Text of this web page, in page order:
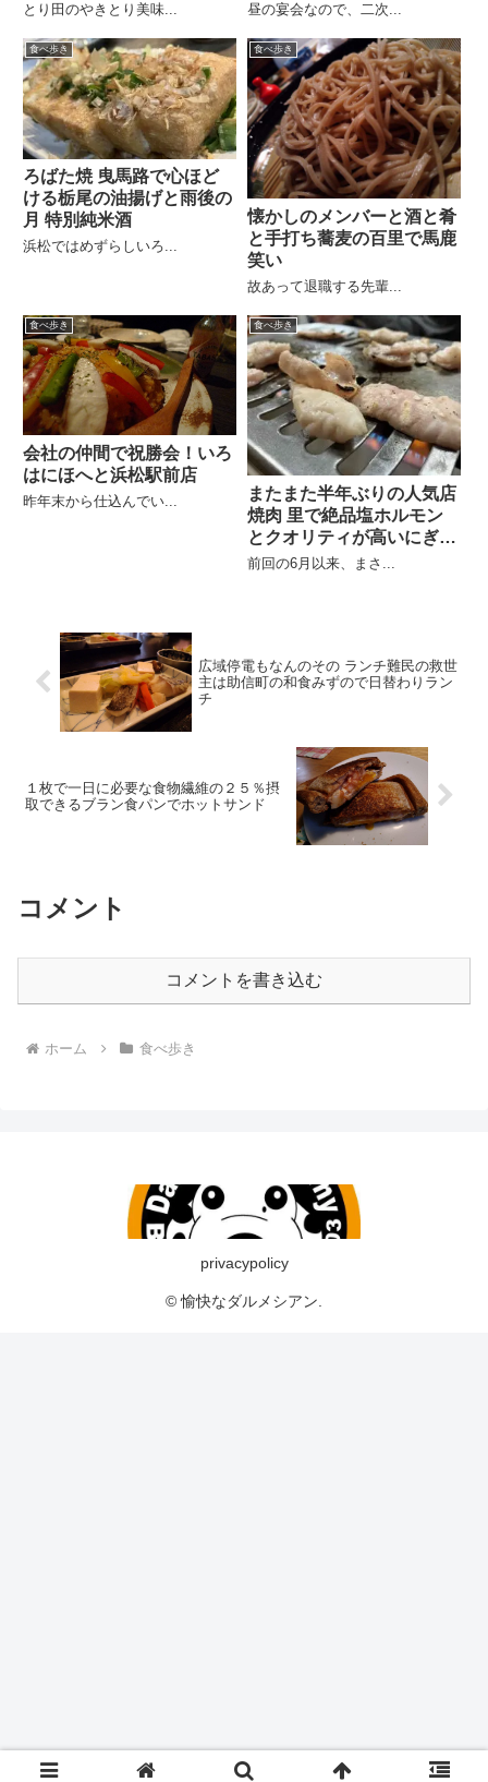
とり田のやきとり美味... 昼の宴会なので、二次...
食べ歩き
ろばた焼 曳馬路で心ほど
ける栃尾の油揚げと雨後の
月 特別純米酒
浜松ではめずらしいろ...
食べ歩き
懐かしのメンバーと酒と肴
と手打ち蕎麦の百里で馬鹿
笑い
故あって退職する先輩...
食べ歩き
会社の仲間で祝勝会！いろ
はにほへと浜松駅前店
昨年末から仕込んでい...
食べ歩き
またまた半年ぶりの人気店
焼肉 里で絶品塩ホルモン
とクオリティが高いにぎり
寿司
前回の6月以来、まさ...
広域停電もなんのその ランチ難民の救世
主は助信町の和食みずので日替わりラン
チ
１枚で一日に必要な食物繊維の２５％摂
取できるブラン食パンでホットサンド
コメント
コメントを書き込む
ホーム 食べ歩き
privacypolicy
© 愉快なダルメシアン.